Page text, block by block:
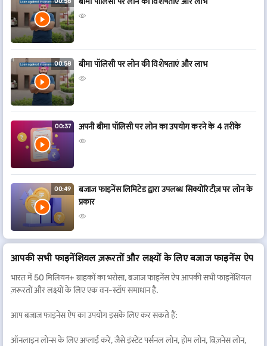
00:58 बीमा पॉलिसी पर लोन की विशेषताएं और लाभ
00:37 अपनी बीमा पॉलिसी पर लोन का उपयोग करने के 4 तरीके
00:49
बजाज फाइनेंस लिमिटेड द्वारा उपलब्ध सिक्योरिटीज़ पर लोन के
प्रकार
आपकी सभी फाइनेंशियल ज़रूरतों और लक्ष्यों के लिए बजाज फाइनेंस ऐप
भारत में 50 मिलियन+ ग्राहकों का भरोसा, बजाज फाइनेंस ऐप आपकी सभी फाइनेंशियल
ज़रूरतों और लक्ष्यों के लिए एक वन-स्टॉप समाधान है.
आप बजाज फाइनेंस ऐप का उपयोग इसके लिए कर सकते हैं:
ऑनलाइन लोन्स के लिए अप्लाई करें, जैसे इंस्टेंट पर्सनल लोन, होम लोन, बिज़नेस लोन,